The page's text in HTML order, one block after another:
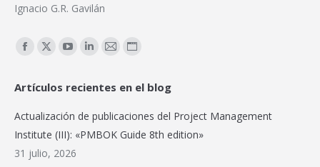
Ignacio G.R. Gavilán
Encuéntranos en:
Facebook
opens
in
new
window
X
opens
new
window
YouTube
opens
in
new
window
Linkedin
opens
new
Mail
opens
in
new
Sitio
page
in
Artículos recientes en el blog
Actualización de publicaciones del Project Management
Institute (III): «PMBOK Guide 8th edition»
31 julio, 2026